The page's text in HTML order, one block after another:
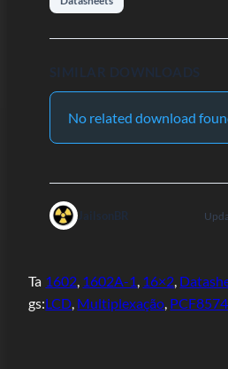
SIMILAR DOWNLOADS
No related download
JailsonBR
Ta
gs:
1602, 1602A-1, 16×2,
LCD, Multiplexação, PCF8574